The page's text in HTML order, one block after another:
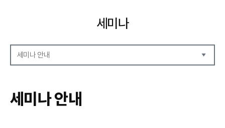
세미나
세미나 안내
세미나 포토
세미나 안내